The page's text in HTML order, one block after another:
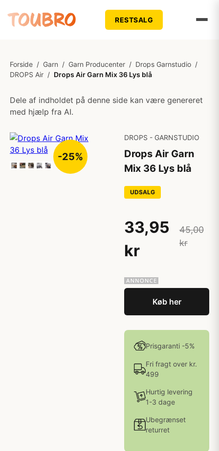
RESTSALG
Forside / Garn / Garn Producenter / Drops Garnstudio /
DROPS Air / Drops Air Garn Mix 36 Lys blå
Dele af indholdet på denne side kan være genereret
med hjælp fra AI.
-25%
DROPS - GARNSTUDIO
Drops Air Garn
Mix 36 Lys blå
UDSALG
33,95
kr
45,00
kr
Køb her
Prisgaranti -5%
Fri fragt over kr.
499
Hurtig levering
1-3 dage
Ubegrænset
returret